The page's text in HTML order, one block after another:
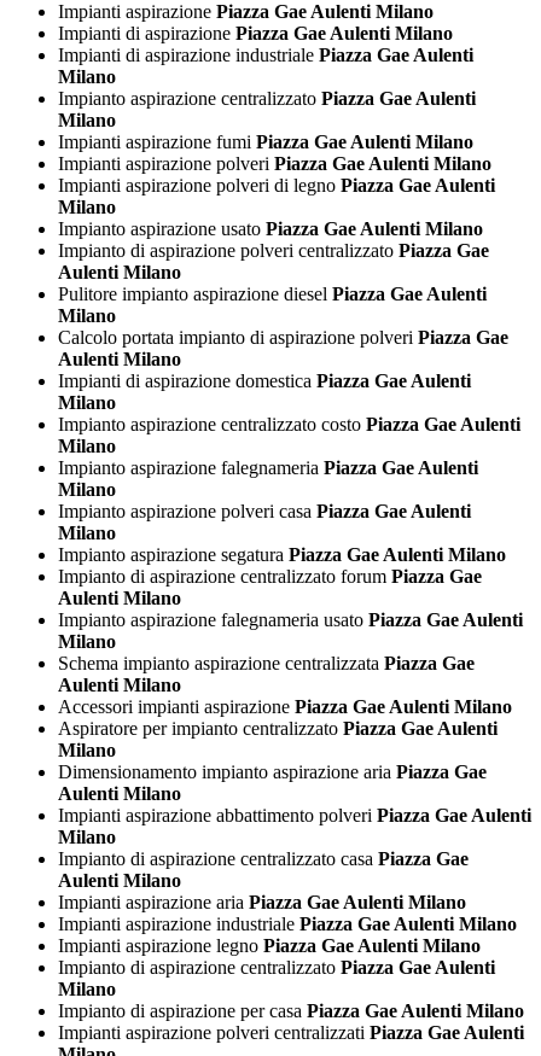
Impianti aspirazione Piazza Gae Aulenti Milano
Impianti di aspirazione Piazza Gae Aulenti Milano
Impianti di aspirazione industriale Piazza Gae Aulenti
Milano
Impianto aspirazione centralizzato Piazza Gae Aulenti
Milano
Impianti aspirazione fumi Piazza Gae Aulenti Milano
Impianti aspirazione polveri Piazza Gae Aulenti Milano
Impianti aspirazione polveri di legno Piazza Gae Aulenti
Milano
Impianto aspirazione usato Piazza Gae Aulenti Milano
Impianto di aspirazione polveri centralizzato Piazza Gae
Aulenti Milano
Pulitore impianto aspirazione diesel Piazza Gae Aulenti
Milano
Calcolo portata impianto di aspirazione polveri Piazza Gae
Aulenti Milano
Impianti di aspirazione domestica Piazza Gae Aulenti
Milano
Impianto aspirazione centralizzato costo Piazza Gae Aulenti
Milano
Impianto aspirazione falegnameria Piazza Gae Aulenti
Milano
Impianto aspirazione polveri casa Piazza Gae Aulenti
Milano
Impianto aspirazione segatura Piazza Gae Aulenti Milano
Impianto di aspirazione centralizzato forum Piazza Gae
Aulenti Milano
Impianto aspirazione falegnameria usato Piazza Gae Aulenti
Milano
Schema impianto aspirazione centralizzata Piazza Gae
Aulenti Milano
Accessori impianti aspirazione Piazza Gae Aulenti Milano
Aspiratore per impianto centralizzato Piazza Gae Aulenti
Milano
Dimensionamento impianto aspirazione aria Piazza Gae
Aulenti Milano
Impianti aspirazione abbattimento polveri Piazza Gae Aulenti
Milano
Impianto di aspirazione centralizzato casa Piazza Gae
Aulenti Milano
Impianti aspirazione aria Piazza Gae Aulenti Milano
Impianti aspirazione industriale Piazza Gae Aulenti Milano
Impianti aspirazione legno Piazza Gae Aulenti Milano
Impianto di aspirazione centralizzato Piazza Gae Aulenti
Milano
Impianto di aspirazione per casa Piazza Gae Aulenti Milano
Impianti aspirazione polveri centralizzati Piazza Gae Aulenti